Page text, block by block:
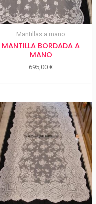
Mantillas a mano
MANTILLA BORDADA A
MANO
695,00€